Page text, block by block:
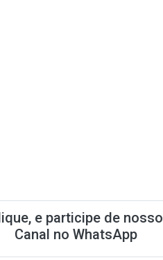
e participe de nosso
Canal no WhatsApp